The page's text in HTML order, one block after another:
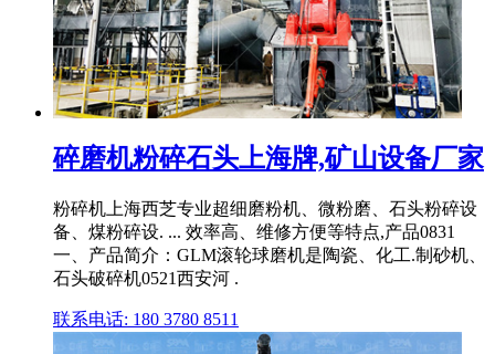
碎磨机粉碎石头上海牌,矿山设备厂家
粉碎机上海西芝专业超细磨粉机、微粉磨、石头粉碎设
备、煤粉碎设. ... 效率高、维修方便等特点,产品0831
一、产品简介：GLM滚轮球磨机是陶瓷、化工.制砂机、
石头破碎机0521西安河 .
联系电话: 180 3780 8511